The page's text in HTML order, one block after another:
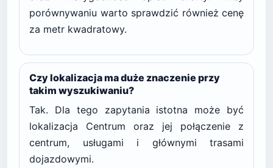
porównywaniu warto sprawdzić również cenę
za metr kwadratowy.
Czy lokalizacja ma duże znaczenie przy
takim wyszukiwaniu?
Tak. Dla tego zapytania istotna może być
lokalizacja Centrum oraz jej połączenie z
centrum, usługami i głównymi trasami
dojazdowymi.